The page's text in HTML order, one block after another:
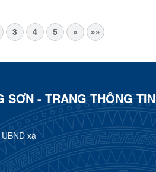
3 4 5 » »»
SƠN - TRANG THÔNG TIN
xã